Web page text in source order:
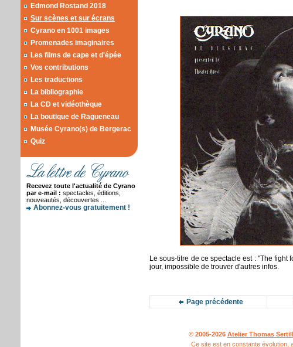
Edmond Rostand 2018
Sur scènes et sur écrans
Cyrano en 1001 images
Promenades imaginaires
Les films de cape et d'épée
Vos contributions
Les traductions
La bibliographie
La CD et vidéothèque
La boutique de Ragueneau
Musée Cyrano(s) de Bergerac
Quiz
Recevez toute l'actualité de Cyrano
par e-mail : spectacles, éditions,
nouveautés, découvertes ...
Abonnez-vous gratuitement !
Le sous-titre de ce spectacle est : "The fight
jour, impossible de trouver d'autres infos.
Page précédente
© 2005-2026 Atelier Thomas
Ce site est en constante évolution,